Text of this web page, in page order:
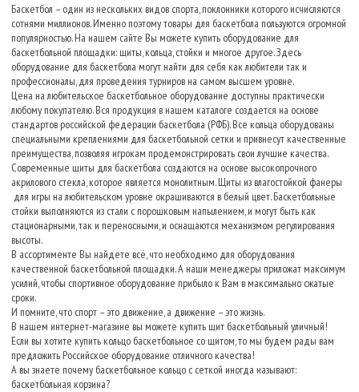
Баскетбол – один из нескольких видов спорта, поклонники которого исчисляются
сотнями миллионов. Именно поэтому товары для баскетбола пользуются огромной
популярностью. На нашем сайте Вы можете купить оборудование для
баскетбольной площадки: щиты, кольца, стойки и многое другое. Здесь
оборудование для баскетбола могут найти для себя как любители так и
профессионалы, для проведения турниров на самом высшем уровне.
Цена на любительское баскетбольное оборудование доступны практически
любому покупателю. Вся продукция в нашем каталоге создается на основе
стандартов российской федерации баскетбола (РФБ). Все кольца оборудованы
специальными креплениями для баскетбольной сетки и привнесут качественные
преимущества, позволяя игрокам продемонстрировать свои лучшие качества.
Современные щиты для баскетбола создаются на основе высокопрочного
акрилового стекла, которое является монолитным. Щиты из влагостойкой фанеры
для игры на любительском уровне окрашиваются в белый цвет. Баскетбольные
стойки выполняются из стали с порошковым напылением, и могут быть как
стационарными, так и переносными, и оснащаются механизмом регулирования
высоты.
В ассортименте Вы найдете всё, что необходимо для оборудования
качественной баскетбольной площадки. А наши менеджеры приложат максимум
усилий, чтобы спортивное оборудование прибыло к Вам в максимально сжатые
сроки.
И помните, что спорт – это движение, а движение – это жизнь.
В нашем интернет-магазине вы можете купить щит баскетбольный уличный!
Если вы хотите купить кольцо баскетбольное со щитом, то мы будем рады вам
предложить Российское оборудование отличного качества!
А вы знаете почему баскетбольное кольцо с сеткой иногда называют:
баскетбольная корзина?